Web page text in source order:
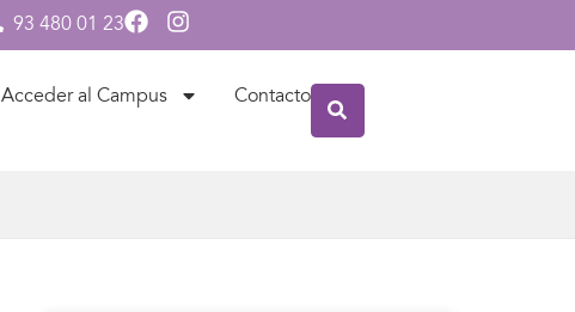
93 480 01 23
Acceder al Campus Contacto